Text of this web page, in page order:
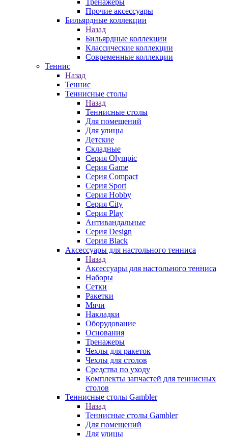
Тренажеры
Прочие аксессуары
Бильярдные коллекции
Назад
Бильярдные коллекции
Классические коллекции
Современные коллекции
Теннис
Назад
Теннис
Теннисные столы
Назад
Теннисные столы
Для помещений
Для улицы
Детские
Складные
Серия Olympic
Серия Game
Серия Compact
Серия Sport
Серия Hobby
Серия City
Серия Play
Антивандальные
Серия Design
Серия Black
Аксессуары для настольного тенниса
Назад
Аксессуары для настольного тенниса
Наборы
Сетки
Ракетки
Мячи
Накладки
Оборудование
Основания
Тренажеры
Чехлы для ракеток
Чехлы для столов
Средства по уходу
Комплекты запчастей для теннисных
столов
Теннисные столы Gambler
Назад
Теннисные столы Gambler
Для помещений
Для улицы